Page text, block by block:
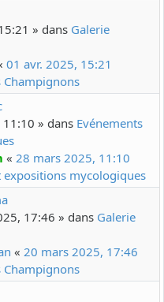
» dans Galerie
01 avr. 2025, 15:21
Champignons
» dans Evénements
« 28 mars 2025, 11:10
expositions mycologiques
17:46 » dans Galerie
« 20 mars 2025, 17:46
Champignons